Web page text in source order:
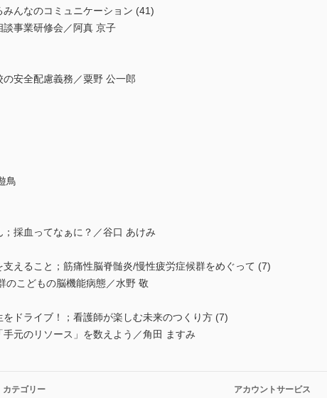
んなのコミュニケーション (41)
事業研修会／阿真 京子
安全配慮義務／粟野 公一郎
鳥
採血ってなぁに？／谷口 あけみ
支えること；筋痛性脳脊髄炎/慢性疲労症候群をめぐって (7)
のこどもの脳機能病態／水野 敬
ドライブ！；看護師が楽しむ未来のつくり方 (7)
元のリソース」を数えよう／角田 ますみ
カテゴリー アカウントサービス